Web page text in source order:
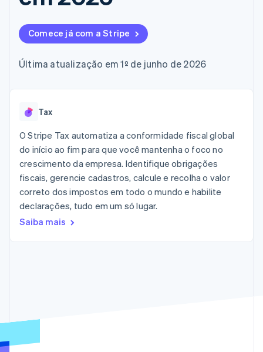
flexíveis de IU
pagamento
Acesso a mais
de 125
Pagamentos
Authorization
Otimizações
Link
Checkout
acelerado
Financial
Connections
Dados de
contas
vinculadas
Recognition
contábil
Stripe Sigma
Relatórios
Data Pipeline
de dados
Atlas
Climate
Marketplaces
Plataformas
SaaS
Por setor
Hospitalidade, viagens
e lazer
Seguros
Mídia e entretenimento
Organizações sem fins
Setor público
Gerenciar assinaturas
uso
Emita cartões
stablecoins
Provisione e gerencie
Recursos
Integrações de
aplicativos
Exemplos de códigos
desenvolvedores
Status da API
produto
Conferência anual das
Carreiras
Sala de imprensa
Fale com a equipe de
vendas
Seja um parceiro
Comece já com a Stripe
Última atualização em 1º de junho de 2026
Tax
O Stripe Tax automatiza a conformidade fiscal global
do início ao fim para que você mantenha o foco no
crescimento da empresa. Identifique obrigações
fiscais, gerencie cadastros, calcule e recolha o valor
correto dos impostos em todo o mundo e habilite
declarações, tudo em um só lugar.
Saiba mais